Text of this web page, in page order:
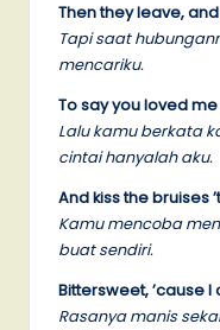
Then they leave,
Tapi saat
mencariku.
To say you loved
Lalu kamu berkata
cintai hanyalah aku.
And kiss the bruises
Kamu mencoba
buat sendiri.
Bittersweet, ’cause
Rasanya manis